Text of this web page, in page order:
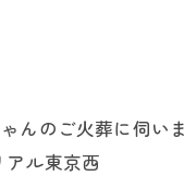
んのご火葬に伺い
ル東京西